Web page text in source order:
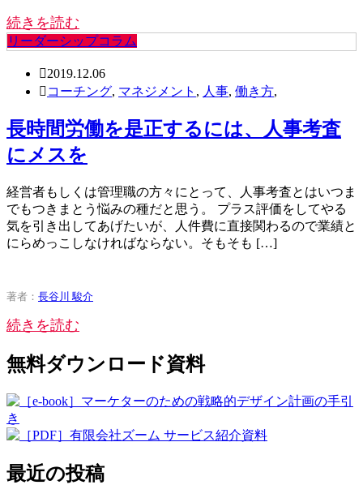
続きを読む
リーダーシップコラム
2019.12.06
コーチング, マネジメント , 人事, 働き方,
長時間労働を是正するには、人事考査
にメスを
経営者もしくは管理職の方々にとって、人事考査とはいつま
でもつきまとう悩みの種だと思う。 プラス評価をしてやる
気を引き出してあげたいが、人件費に直接関わるので業績と
にらめっこしなければならない。そもそも […]
著者： 長谷川 駿介
続きを読む
無料ダウンロード資料
最近の投稿